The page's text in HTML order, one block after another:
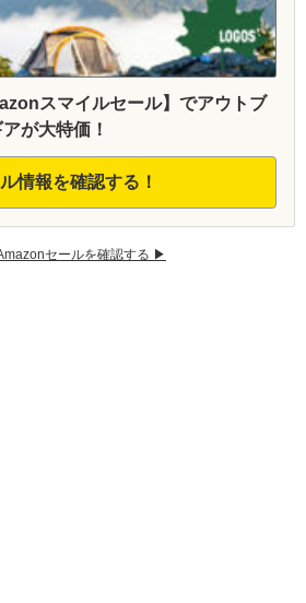
スマイルセール】でアウトブ
が大特価！
情報を確認する！
セールを確認する ▶︎